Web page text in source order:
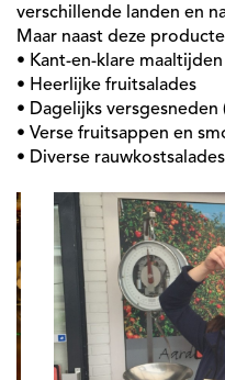
verschillende landen en
Maar naast deze
• Kant-en-klare
• Heerlijke fruitsalades
• Dagelijks
• Verse fruitsappen en
• Diverse